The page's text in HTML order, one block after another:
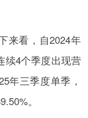
来看，自2024年
续4个季度出现营
年三季度单季，
。